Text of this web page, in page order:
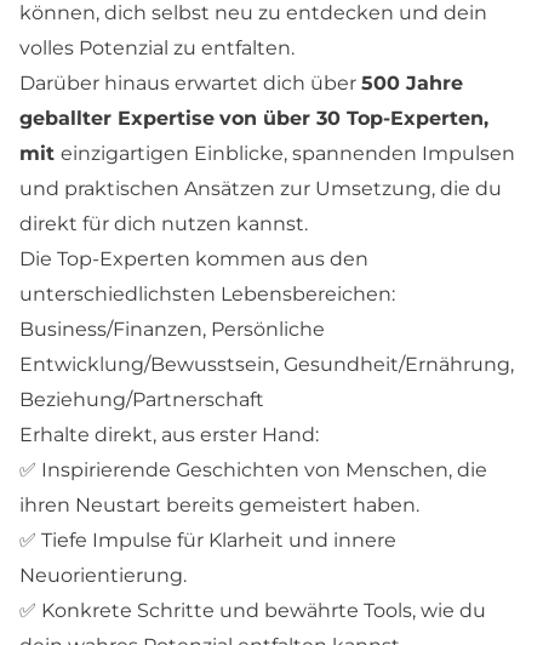
können, dich selbst neu zu entdecken und dein
volles Potenzial zu entfalten.
Darüber hinaus erwartet dich über 500 Jahre
geballter Expertise von über 30 Top-Experten,
mit einzigartigen Einblicke, spannenden Impulsen
und praktischen Ansätzen zur Umsetzung, die du
direkt für dich nutzen kannst.
Die Top-Experten kommen aus den
unterschiedlichsten Lebensbereichen:
Business/Finanzen, Persönliche
Entwicklung/Bewusstsein, Gesundheit/Ernährung,
Beziehung/Partnerschaft
Erhalte direkt, aus erster Hand:
✅ Inspirierende Geschichten von Menschen, die
ihren Neustart bereits gemeistert haben.
✅ Tiefe Impulse für Klarheit und innere
Neuorientierung.
✅ Konkrete Schritte und bewährte Tools, wie du